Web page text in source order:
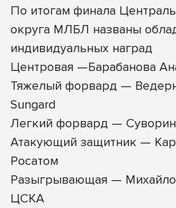
По итогам финала
округа МЛБЛ названы
индивидуальных наград
Центровая —Барабанова
Тяжелый форвард —
Sungard
Легкий форвард —
Атакующий защитник —
Росатом
Разыгрывающая —
ЦСКА